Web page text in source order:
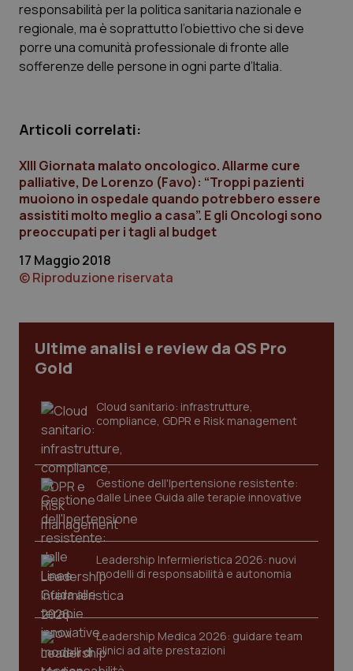
responsabilità per la politica sanitaria nazionale e
regionale, ma è soprattutto l’obiettivo che si deve
porre una comunità professionale di fronte alle
sofferenze delle persone in ogni parte d’Italia.
Articoli correlati:
XIII Giornata malato oncologico. Allarme cure
palliative, De Lorenzo (Favo): “Troppi pazienti
muoiono in ospedale quando potrebbero essere
assistiti molto meglio a casa”. E gli Oncologi sono
preoccupati per i tagli al budget
17 Maggio 2018
© Riproduzione riservata
Ultime analisi e review da QS Pro
Gold
Cloud sanitario: infrastrutture,
compliance, GDPR e Risk management
Gestione dell'Ipertensione resistente:
dalle Linee Guida alle terapie innovative
Leadership Infermieristica 2026: nuovi
modelli di responsabilità e autonomia
Leadership Medica 2026: guidare team
clinici ad alte prestazioni
Nome
Fornitore/Dominio
VISITOR_PRIVACY_METADATA
YouTube
.youtube.com
CookieScriptConsent
tracking-sites-ironfish-
tracking-enable
www.quotidianosanita.it
tracking-sites-ironfish-
session-id
www.quotidianosanita.it